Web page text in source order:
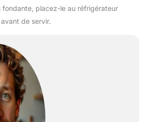
placez-le au réfrigérateur
de servir.